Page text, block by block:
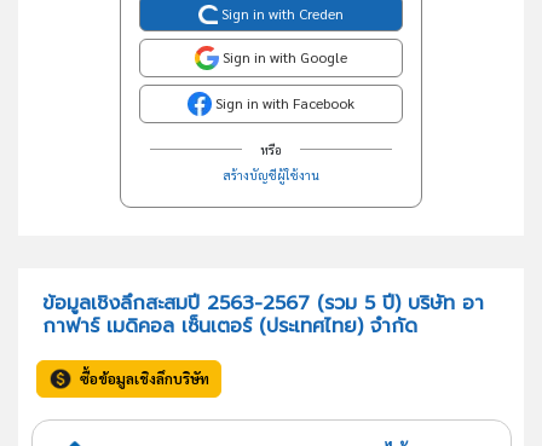
Sign in with Creden
Sign in with Google
Sign in with Facebook
หรือ
สร้างบัญชีผู้ใช้งาน
ข้อมูลเชิงลึกสะสมปี 2563-2567 (รวม 5 ปี) บริษัท อา
กาฟาร์ เมดิคอล เซ็นเตอร์ (ประเทศไทย) จำกัด
ซื้อข้อมูลเชิงลึกบริษัท